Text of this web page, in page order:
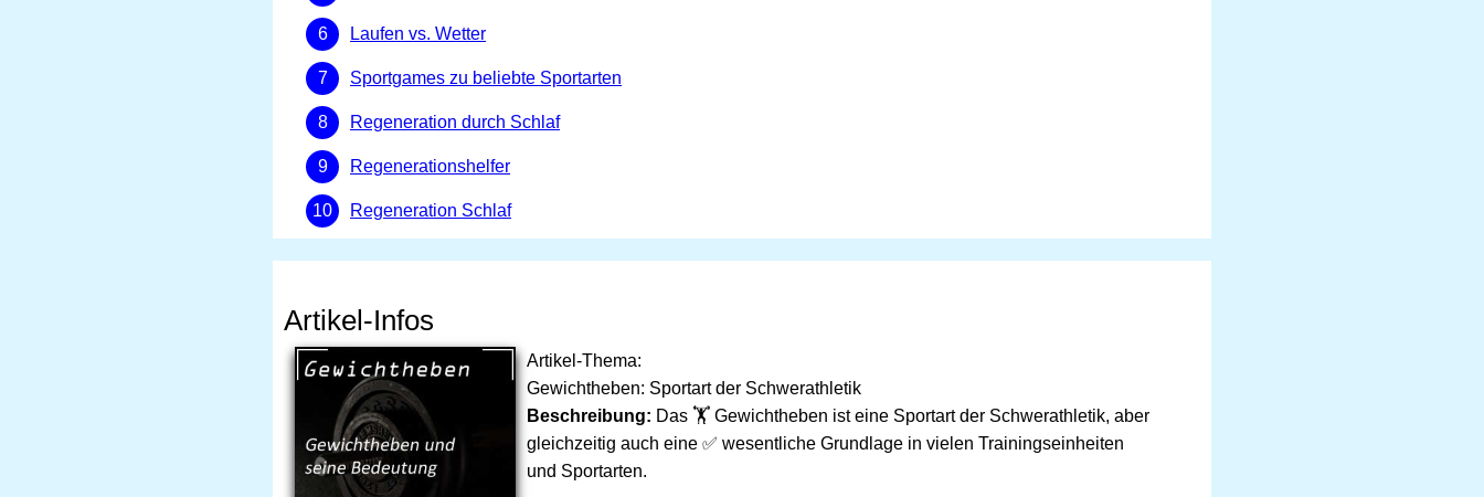
Laufen vs. Wetter
Sportgames zu beliebte Sportarten
Regeneration durch Schlaf
Regenerationshelfer
Regeneration Schlaf
Artikel-Infos
Artikel-Thema:
Gewichtheben: Sportart der Schwerathletik
Beschreibung: Das 🏋 Gewichtheben ist eine Sportart der Schwerathletik, aber
gleichzeitig auch eine ✅ wesentliche Grundlage in vielen Trainingseinheiten
und Sportarten.